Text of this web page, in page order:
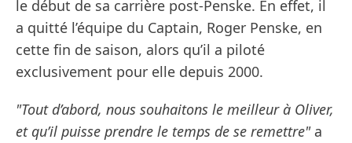
le début de sa carrière post-Penske. En effet, il
a quitté l’équipe du Captain, Roger Penske, en
cette fin de saison, alors qu’il a piloté
exclusivement pour elle depuis 2000.
"Tout d’abord, nous souhaitons le meilleur à Oliver,
et qu’il puisse prendre le temps de se remettre" a